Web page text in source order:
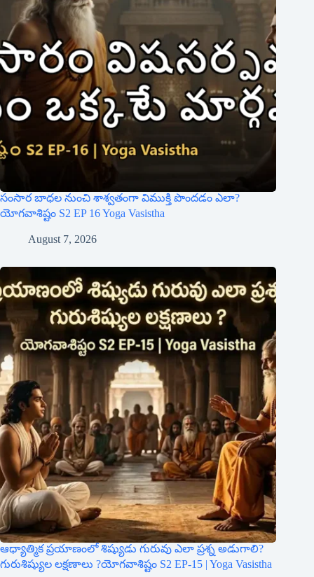
సంసార బాధల నుంచి శాశ్వతంగా విముక్తి పొందడం ఎలా?
యోగవాశిష్టం S2 EP 16 Yoga Vasistha
August 7, 2026
ఆధ్యాత్మిక ప్రయాణంలో శిష్యుడు గురువు ఎలా ప్రశ్న అడుగాలి?
గురుశిష్యుల లక్షణాలు ?యోగవాశిష్టం S2 EP-15 | Yoga Vasistha